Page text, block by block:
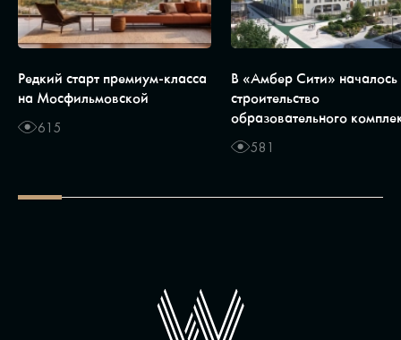
Редкий старт премиум-класса
на Мосфильмовской
615
В «Амбер Сити» началось
строительство
образовательного
581